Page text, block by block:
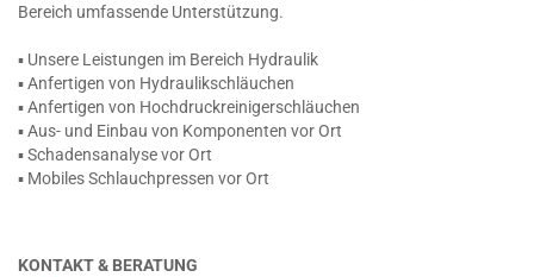
Bereich umfassende Unterstützung.
▪ Unsere Leistungen im Bereich Hydraulik
▪ Anfertigen von Hydraulikschläuchen
▪ Anfertigen von Hochdruckreinigerschläuchen
▪ Aus- und Einbau von Komponenten vor Ort
▪ Schadensanalyse vor Ort
▪ Mobiles Schlauchpressen vor Ort
KONTAKT & BERATUNG